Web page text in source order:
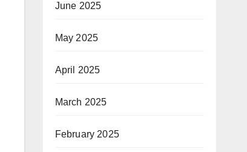
June 2025
May 2025
April 2025
March 2025
February 2025